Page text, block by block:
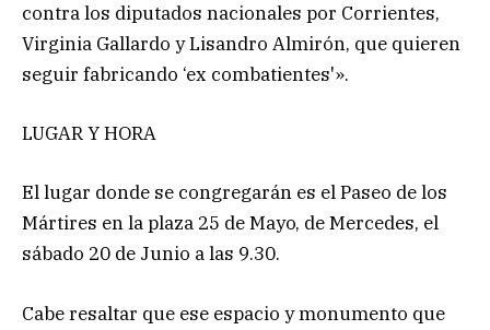
contra los diputados nacionales por Corrientes,
Virginia Gallardo y Lisandro Almirón, que quieren
seguir fabricando ‘ex combatientes'».
LUGAR Y HORA
El lugar donde se congregarán es el Paseo de los
Mártires en la plaza 25 de Mayo, de Mercedes, el
sábado 20 de Junio a las 9.30.
Cabe resaltar que ese espacio y monumento que